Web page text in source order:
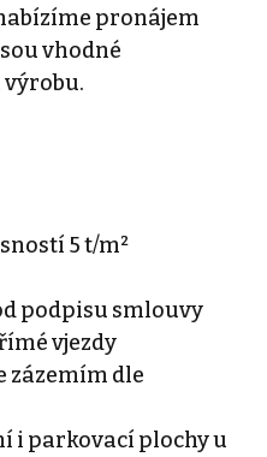
pronájem
vhodné
5 t/m²
podpisu smlouvy
vjezdy
zázemím dle
i parkovací plochy u